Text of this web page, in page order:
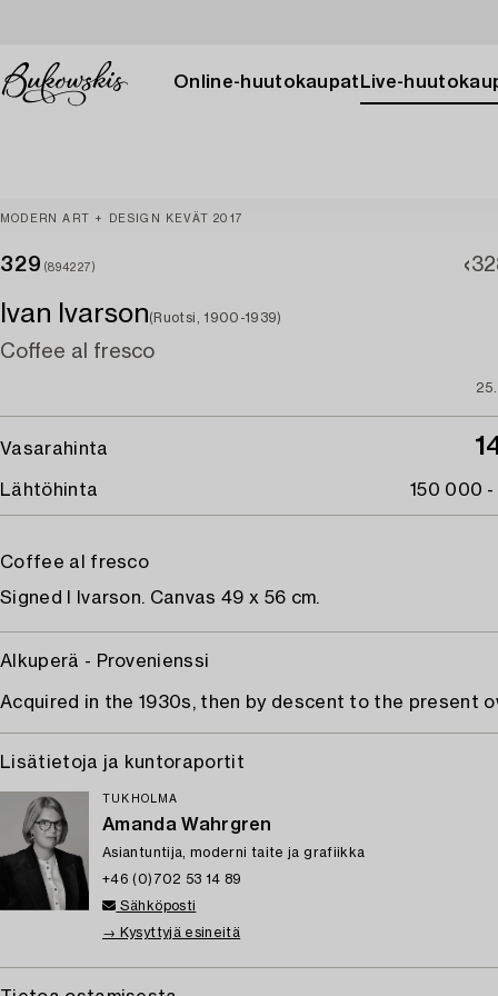
Online-huutokaupat Live-
MODERN ART + DESIGN KEVÄT 2017
329 (894227)
Ivan Ivarson(Ruotsi, 1900-1939)
Coffee al fresco
Vasarahinta
Lähtöhinta 150 000 -
Coffee al fresco
Signed I Ivarson. Canvas 49 x 56 cm.
Alkuperä - Provenienssi
Acquired in the 1930s, then by descent to the present
Lisätietoja ja kuntoraportit
TUKHOLMA
Amanda Wahrgren
Asiantuntija, moderni taite ja grafiikka
+46 (0)702 53 14 89
Sähköposti
→ Kysyttyjä esineitä